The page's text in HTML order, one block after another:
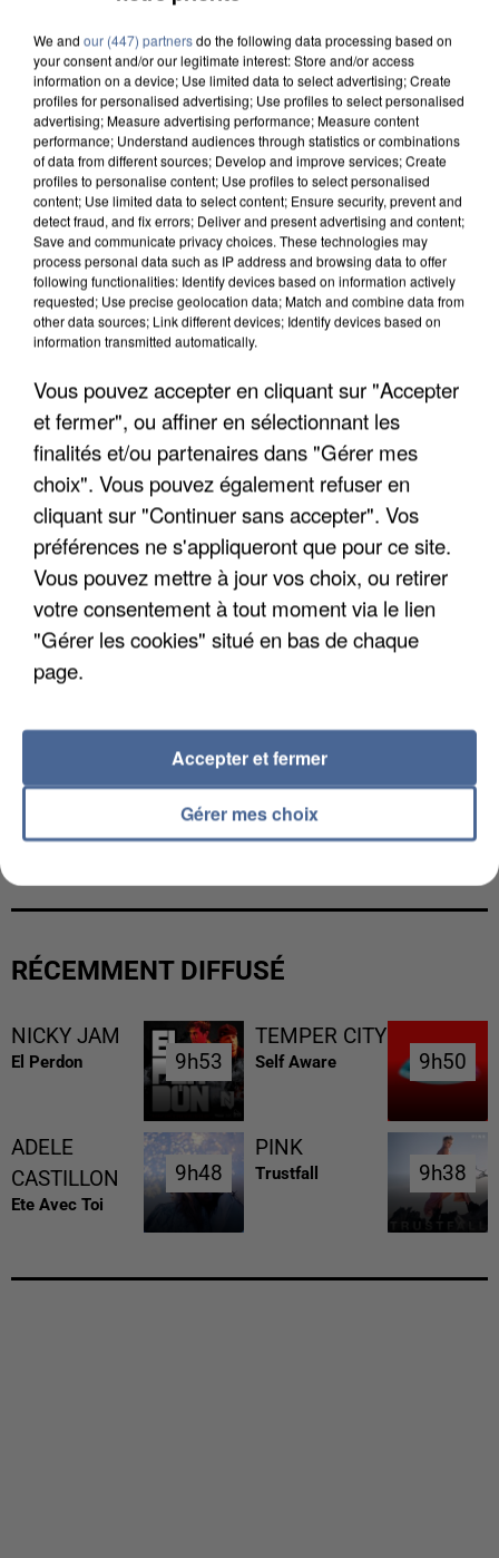
L’UN DES FONDATEURS SUPPOSÉS DE LA DZ
MAFIA INTERPELLÉ EN ALGÉRIE
UN SECOND CADRE DE LA DZ MAFIA
INTERPELLÉ EN ALGÉRIE
RÉCEMMENT DIFFUSÉ
NICKY JAM
El Perdon 9h53
9h53
TEMPER CITY
Self Aware 9h50
9h50
ADELE
CASTILLON
Ete Avec Toi
9h48
9h48
PINK
Trustfall 9h38
9h38
We and our (447) partnersdo the following data processing based on
your consent and/or our legitimate interest: Store and/or access
information on a device; Use limited data to select advertising; Create
profiles for personalised advertising; Use profiles to select personalised
advertising; Measure advertising performance; Measure content
performance; Understand audiences through statistics or combinations
of data from different sources; Develop and improve services; Create
profiles to personalise content; Use profiles to select personalised
content; Use limited data to select content; Ensure security, prevent and
detect fraud, and fix errors; Deliver and present advertising and content;
Save and communicate privacy choices. These technologies may
process personal data such as IP address and browsing data to offer
following functionalities: Identify devices based on information actively
requested; Use precise geolocation data; Match and combine data from
other data sources; Link different devices; Identify devices based on
information transmitted automatically.
Vous pouvez accepter en cliquant sur "Accepter
et fermer", ou affiner en sélectionnant les
finalités et/ou partenaires dans "Gérer mes
choix". Vous pouvez également refuser en
cliquant sur "Continuer sans accepter". Vos
préférences ne s'appliqueront que pour ce site.
Vous pouvez mettre à jour vos choix, ou retirer
votre consentement à tout moment via le lien
"Gérer les cookies" situé en bas de chaque
page.
Gérer mes choix
Accepter et fermer